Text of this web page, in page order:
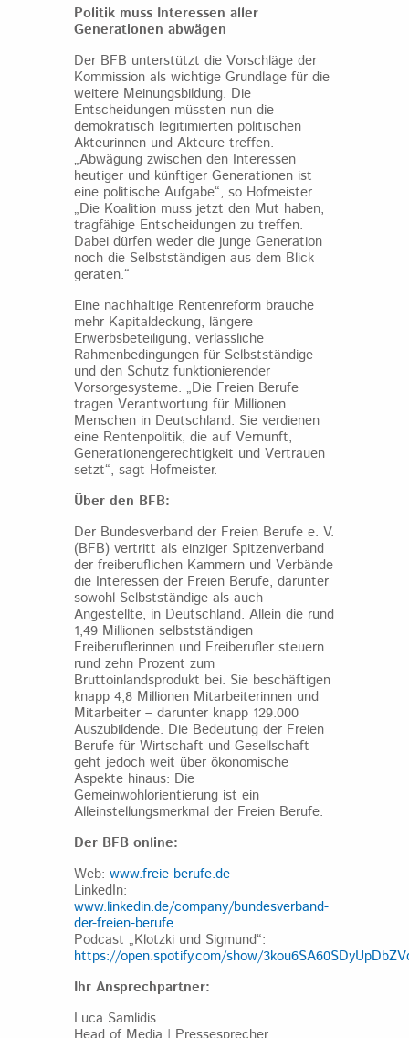
Politik muss Interessen aller
Generationen abwägen
Der BFB unterstützt die Vorschläge der
Kommission als wichtige Grundlage für die
weitere Meinungsbildung. Die
Entscheidungen müssten nun die
demokratisch legitimierten politischen
Akteurinnen und Akteure treffen.
„Abwägung zwischen den Interessen
heutiger und künftiger Generationen ist
eine politische Aufgabe“, so Hofmeister.
„Die Koalition muss jetzt den Mut haben,
tragfähige Entscheidungen zu treffen.
Dabei dürfen weder die junge Generation
noch die Selbstständigen aus dem Blick
geraten.“
Eine nachhaltige Rentenreform brauche
mehr Kapitaldeckung, längere
Erwerbsbeteiligung, verlässliche
Rahmenbedingungen für Selbstständige
und den Schutz funktionierender
Vorsorgesysteme. „Die Freien Berufe
tragen Verantwortung für Millionen
Menschen in Deutschland. Sie verdienen
eine Rentenpolitik, die auf Vernunft,
Generationengerechtigkeit und Vertrauen
setzt“, sagt Hofmeister.
Über den BFB:
Der Bundesverband der Freien Berufe e. V.
(BFB) vertritt als einziger Spitzenverband
der freiberuflichen Kammern und Verbände
die Interessen der Freien Berufe, darunter
sowohl Selbstständige als auch
Angestellte, in Deutschland. Allein die rund
1,49 Millionen selbstständigen
Freiberuflerinnen und Freiberufler steuern
rund zehn Prozent zum
Bruttoinlandsprodukt bei. Sie beschäftigen
knapp 4,8 Millionen Mitarbeiterinnen und
Mitarbeiter – darunter knapp 129.000
Auszubildende. Die Bedeutung der Freien
Berufe für Wirtschaft und Gesellschaft
geht jedoch weit über ökonomische
Aspekte hinaus: Die
Gemeinwohlorientierung ist ein
Alleinstellungsmerkmal der Freien Berufe.
Der BFB online:
Web: www.freie-berufe.de
LinkedIn:
www.linkedin.de/company/bundesverband-
der-freien-berufe
Podcast „Klotzki und Sigmund“:
https://open.spotify.com/show/
Ihr Ansprechpartner:
Luca Samlidis